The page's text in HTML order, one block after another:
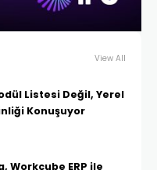
View All
Listesi Değil, Yerel
Konuşuyor
Workcube ERP ile